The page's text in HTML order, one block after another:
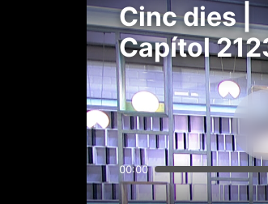
Cinc dies |
Capítol
00:00